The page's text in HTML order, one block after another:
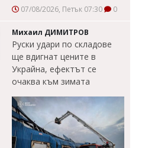
07/08/2026, Петък 07:30 0
Михаил ДИМИТРОВ
Руски удари по складове
ще вдигнат цените в
Украйна, ефектът се
очаква към зимата